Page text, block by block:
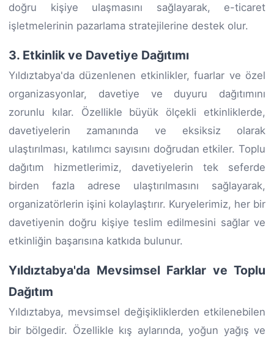
doğru kişiye ulaşmasını sağlayarak, e-ticaret
işletmelerinin pazarlama stratejilerine destek olur.
3. Etkinlik ve Davetiye Dağıtımı
Yıldıztabya'da düzenlenen etkinlikler, fuarlar ve özel
organizasyonlar, davetiye ve duyuru dağıtımını
zorunlu kılar. Özellikle büyük ölçekli etkinliklerde,
davetiyelerin zamanında ve eksiksiz olarak
ulaştırılması, katılımcı sayısını doğrudan etkiler. Toplu
dağıtım hizmetlerimiz, davetiyelerin tek seferde
birden fazla adrese ulaştırılmasını sağlayarak,
organizatörlerin işini kolaylaştırır. Kuryelerimiz, her bir
davetiyenin doğru kişiye teslim edilmesini sağlar ve
etkinliğin başarısına katkıda bulunur.
Yıldıztabya'da Mevsimsel Farklar ve Toplu
Dağıtım
Yıldıztabya, mevsimsel değişikliklerden etkilenebilen
bir bölgedir. Özellikle kış aylarında, yoğun yağış ve